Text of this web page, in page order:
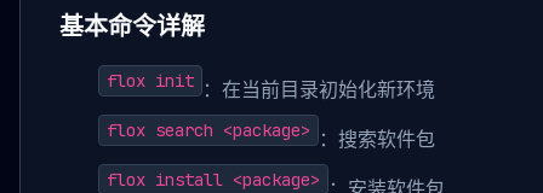
基本命令详解
flox init ：在当前目录初始化新环境
flox search <package> ：搜索软件包
flox install <package> ：安装软件包